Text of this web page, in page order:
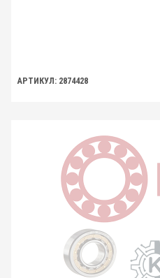
АРТИКУЛ: 2874428